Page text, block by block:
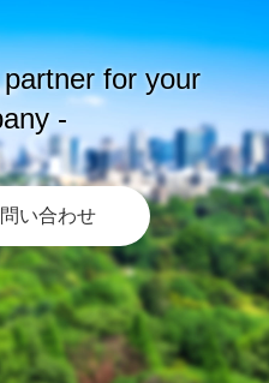
for your
-
い合わせ